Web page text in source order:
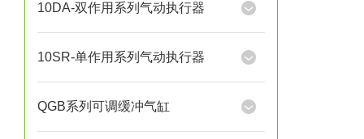
10DA-双作用系列气动执行器
10SR-单作用系列气动执行器
QGB系列可调缓冲气缸